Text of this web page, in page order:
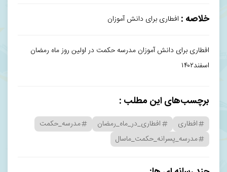
خلاصه : افطاری برای دانش آموزان
افطاری برای دانش آموزان مدرسه حکمت در اولین روز ماه رمضان
اسفند۱۴۰۲
برچسب‌های این مطلب :
افطاری افطاری_در_ماه_رمضان
مدرسه_حکمت
مدرسه_پسرانه_حکمت_ماسال